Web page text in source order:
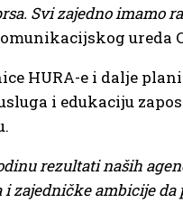
Svi zajedno imamo
ureda
HURA-e i dalje
i edukaciju
rezultati naših
i zajedničke ambicije